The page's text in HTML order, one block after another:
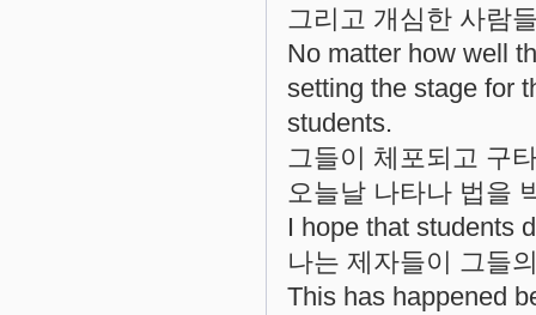
그리고 개심한 사람
No matter how well
setting the stage for
students.
그들이 체포되고 구
오늘날 나타나 법을
I hope that students
나는 제자들이 그들
This has happened